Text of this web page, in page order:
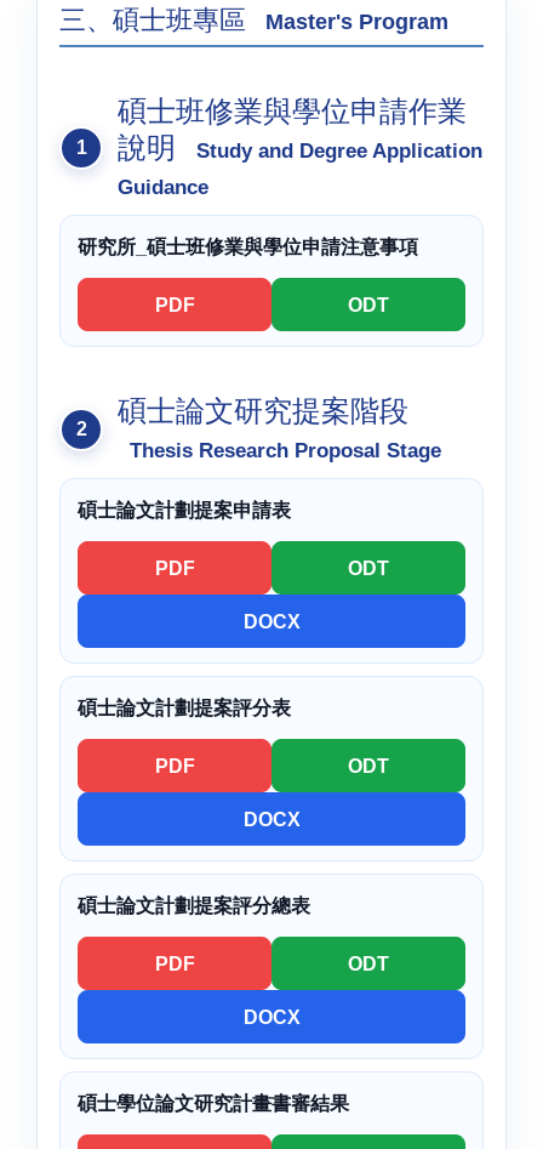
三、碩士班專區 Master's Program
碩士班修業與學位申請作業
說明
Study and Degree Application
Guidance
研究所_碩士班修業與學位申請注意事項
PDF ODT
碩士論文研究提案階段
Thesis Research Proposal Stage
碩士論文計劃提案申請表
PDF ODT
DOCX
碩士論文計劃提案評分表
PDF ODT
DOCX
碩士論文計劃提案評分總表
PDF ODT
DOCX
碩士學位論文研究計畫書審結果